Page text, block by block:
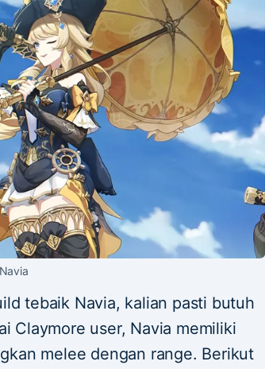
Navia
tebaik Navia, kalian pasti butuh
Claymore user, Navia memiliki
melee dengan range. Berikut